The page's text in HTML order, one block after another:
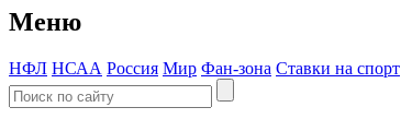
Меню
НФЛ НСАА Россия Мир Фан-зона Ставки на спорт